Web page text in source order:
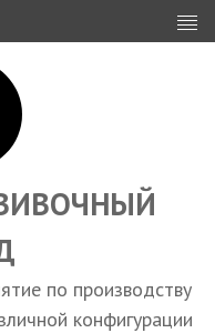
по производству
конфигурации